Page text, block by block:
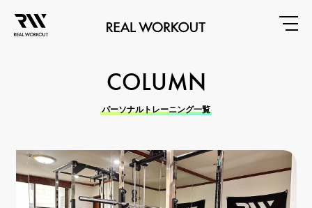
COLUMN
パーソナルトレーニング一覧